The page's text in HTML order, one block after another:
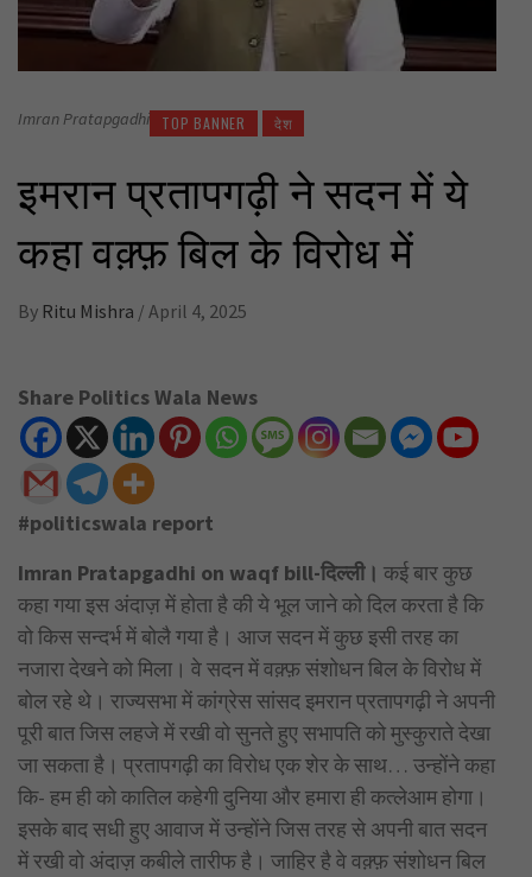
Imran Pratapgadhi TOP BANNER देश
इमरान प्रतापगढ़ी ने सदन में ये
कहा वक़्फ़ बिल के विरोध में
By Ritu Mishra / April 4, 2025
Share Politics Wala News
#politicswala report
Imran Pratapgadhi on waqf bill-दिल्ली। कई बार कुछ
कहा गया इस अंदाज़ में होता है की ये भूल जाने को दिल करता है कि
वो किस सन्दर्भ में बोलै गया है। आज सदन में कुछ इसी तरह का
नजारा देखने को मिला। वे सदन में वक़्फ़ संशोधन बिल के विरोध में
बोल रहे थे। राज्यसभा में कांग्रेस सांसद इमरान प्रतापगढ़ी ने अपनी
पूरी बात जिस लहजे में रखी वो सुनते हुए सभापति को मुस्कुराते देखा
जा सकता है। प्रतापगढ़ी का विरोध एक शेर के साथ… उन्होंने कहा
कि- हम ही को कातिल कहेगी दुनिया और हमारा ही कत्लेआम होगा।
इसके बाद सधी हुए आवाज में उन्होंने जिस तरह से अपनी बात सदन
में रखी वो अंदाज़ कबीले तारीफ है। जाहिर है वे वक़्फ़ संशोधन बिल